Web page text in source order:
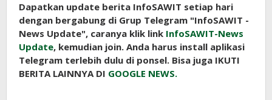
Dapatkan update berita InfoSAWIT setiap hari
dengan bergabung di Grup Telegram "InfoSAWIT -
News Update", caranya klik link InfoSAWIT-News
Update, kemudian join. Anda harus install aplikasi
Telegram terlebih dulu di ponsel. Bisa juga IKUTI
BERITA LAINNYA DI GOOGLE NEWS.